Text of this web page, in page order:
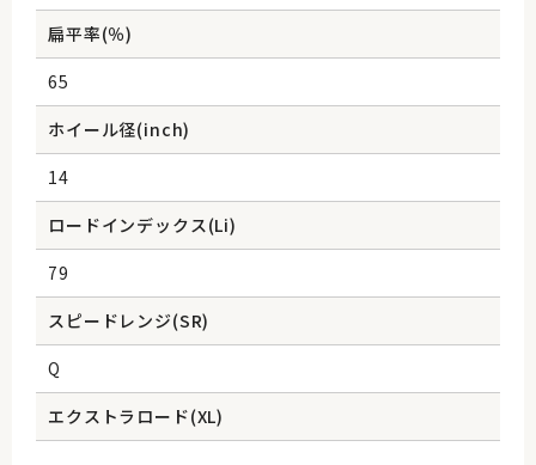
扁平率(％)
65
ホイール径(inch)
14
ロードインデックス(Li)
79
スピードレンジ(SR)
Q
エクストラロード(XL)